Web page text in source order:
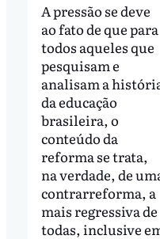
A pressão se deve
ao fato de que para
todos aqueles que
pesquisam e
analisam a
da educação
brasileira, o
conteúdo da
reforma se trata,
na verdade, de
contrarreforma, a
mais regressiva de
todas, inclusive